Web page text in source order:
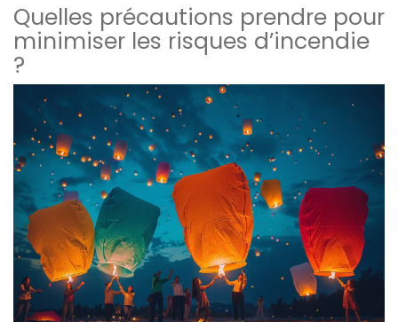
Quelles précautions prendre pour
minimiser les risques d’incendie
?